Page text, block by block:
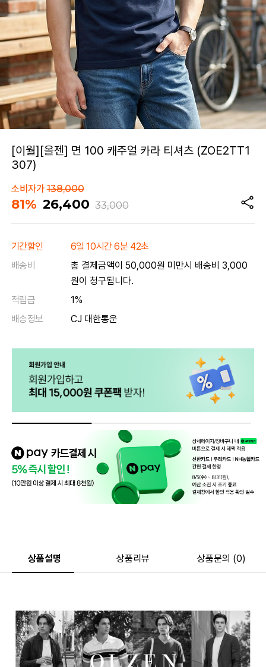
[이월][올젠] 면 100 캐주얼 카라 티셔츠 (ZOE2TT1
307)
소비자가138,000
81% 26,400 33,000
기간할인
6일 10시간 6분 42초
배송비
총 결제금액이 50,000원 미만시 배송비 3,000
원이 청구됩니다.
적립금
1%
배송정보
CJ 대한통운
상품설명 상품리뷰 상품문의 (0)